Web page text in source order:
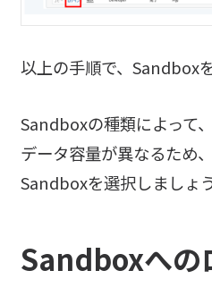
以上の手順で、Sandbox
Sandboxの種類によって
データ容量が異なるため
Sandboxを選択しましょう
Sandboxへの